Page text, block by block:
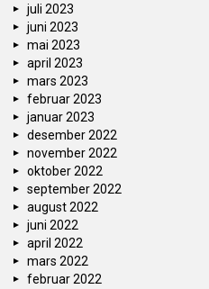
juli 2023
juni 2023
mai 2023
april 2023
mars 2023
februar 2023
januar 2023
desember 2022
november 2022
oktober 2022
september 2022
august 2022
juni 2022
april 2022
mars 2022
februar 2022